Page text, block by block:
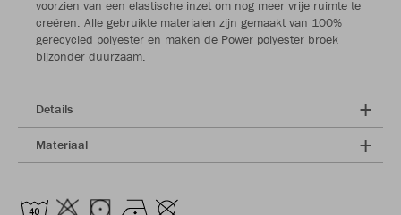
voorzien van een elastische inzet om nog meer vrije ruimte te
creëren. Alle gebruikte materialen zijn gemaakt van 100%
gerecycled polyester en maken de Power polyester broek
bijzonder duurzaam.
Details
Materiaal